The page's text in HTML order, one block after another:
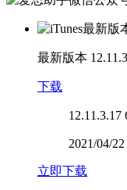
最新版本
下载
12.11.3.17
2021/04/
立即下载